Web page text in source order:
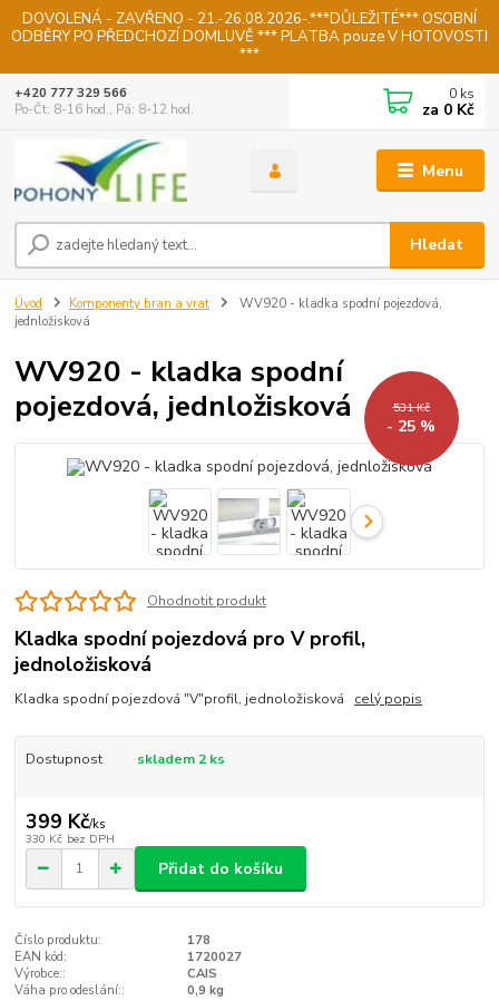
DOVOLENÁ - ZAVŘENO - 21.-26.08.2026-.***DŮLEŽITÉ*** OSOBNÍ
ODBĚRY PO PŘEDCHOZÍ DOMLUVĚ *** PLATBA pouze V HOTOVOSTI
***
Menu
Hledat
+420 777 329 566
Po-Čt: 8-16 hod., Pá: 8-12 hod.
0 ks
za 0 Kč
Úvod Komponenty bran a vrat
WV920 - kladka spodní pojezdová,
jednložisková
WV920 - kladka spodní
pojezdová, jednložisková
531 Kč
- 25 %
Ohodnotit produkt
Kladka spodní pojezdová pro V profil,
jednoložisková
Kladka spodní pojezdová "V"profil, jednoložisková celý popis
Dostupnost skladem 2 ks
399 Kč/ks
330 Kč bez DPH
Přidat do košíku
Číslo produktu:
178
EAN kód:
1720027
Výrobce::
CAIS
Váha pro odeslání::
0,9 kg